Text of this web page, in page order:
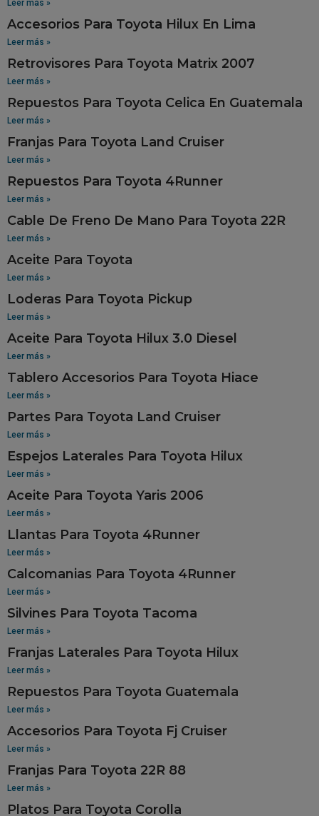
Leer más »
Accesorios Para Toyota Hilux En Lima
Leer más »
Retrovisores Para Toyota Matrix 2007
Leer más »
Repuestos Para Toyota Celica En Guatemala
Leer más »
Franjas Para Toyota Land Cruiser
Leer más »
Repuestos Para Toyota 4Runner
Leer más »
Cable De Freno De Mano Para Toyota 22R
Leer más »
Aceite Para Toyota
Leer más »
Loderas Para Toyota Pickup
Leer más »
Aceite Para Toyota Hilux 3.0 Diesel
Leer más »
Tablero Accesorios Para Toyota Hiace
Leer más »
Partes Para Toyota Land Cruiser
Leer más »
Espejos Laterales Para Toyota Hilux
Leer más »
Aceite Para Toyota Yaris 2006
Leer más »
Llantas Para Toyota 4Runner
Leer más »
Calcomanias Para Toyota 4Runner
Leer más »
Silvines Para Toyota Tacoma
Leer más »
Franjas Laterales Para Toyota Hilux
Leer más »
Repuestos Para Toyota Guatemala
Leer más »
Accesorios Para Toyota Fj Cruiser
Leer más »
Franjas Para Toyota 22R 88
Leer más »
Platos Para Toyota Corolla